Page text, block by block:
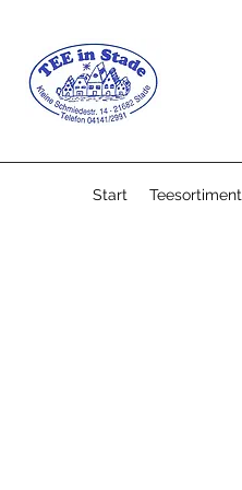
Start Teesortiment